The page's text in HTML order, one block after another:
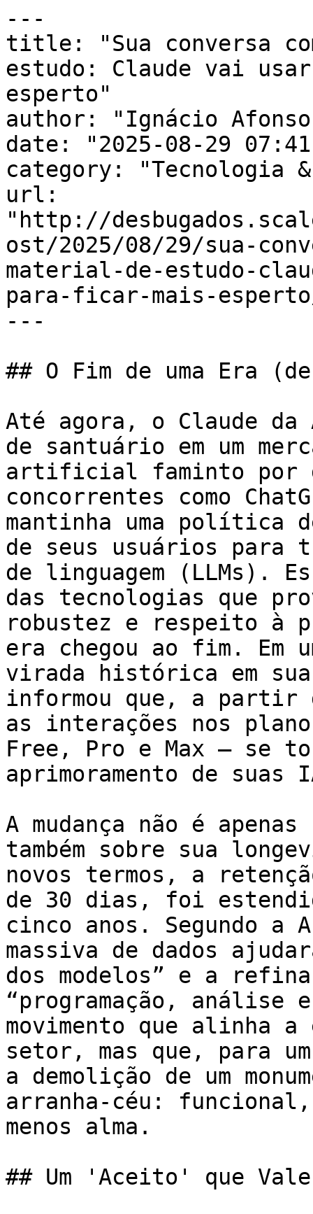
---
title: "Sua conversa
estudo: Claude vai
esperto"
author: "Ignácio
date: "2025-08-29
category: "Tecnologia
url:
"http://
ost/2025/08/29/sua-
material-de-estudo-
para-ficar-mais-
---
## O Fim de uma Era
Até agora, o Claude da
de santuário em um
artificial faminto por
concorrentes como
mantinha uma política
de seus usuários para
de linguagem (LLMs).
das tecnologias que
robustez e respeito à
era chegou ao fim. Em
virada histórica em
informou que, a partir
as interações nos
Free, Pro e Max — se
aprimoramento de suas
A mudança não é
também sobre sua
novos termos, a
de 30 dias, foi
cinco anos. Segundo a
massiva de dados
dos modelos” e a
“programação, análise
movimento que alinha
setor, mas que, para
a demolição de um
arranha-céu: funcional,
menos alma.
## Um 'Aceito' que